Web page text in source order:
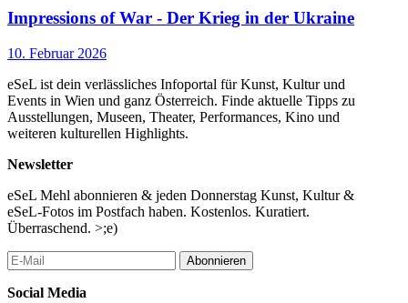
Impressions of War - Der Krieg in der Ukraine
10. Februar 2026
eSeL ist dein verlässliches Infoportal für Kunst, Kultur und
Events in Wien und ganz Österreich. Finde aktuelle Tipps zu
Ausstellungen, Museen, Theater, Performances, Kino und
weiteren kulturellen Highlights.
Newsletter
eSeL Mehl abonnieren & jeden Donnerstag Kunst, Kultur &
eSeL-Fotos im Postfach haben. Kostenlos. Kuratiert.
Überraschend. >;e)
Abonnieren
Social Media